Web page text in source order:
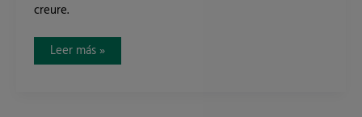
creure.
Leer más »